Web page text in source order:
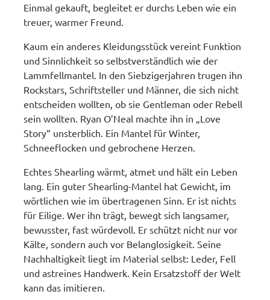
Einmal gekauft, begleitet er durchs Leben wie ein
treuer, warmer Freund.
Kaum ein anderes Kleidungsstück vereint Funktion
und Sinnlichkeit so selbstverständlich wie der
Lammfellmantel. In den Siebzigerjahren trugen ihn
Rockstars, Schriftsteller und Männer, die sich nicht
entscheiden wollten, ob sie Gentleman oder Rebell
sein wollten. Ryan O’Neal machte ihn in „Love
Story“ unsterblich. Ein Mantel für Winter,
Schneeflocken und gebrochene Herzen.
Echtes Shearling wärmt, atmet und hält ein Leben
lang. Ein guter Shearling-Mantel hat Gewicht, im
wörtlichen wie im übertragenen Sinn. Er ist nichts
für Eilige. Wer ihn trägt, bewegt sich langsamer,
bewusster, fast würdevoll. Er schützt nicht nur vor
Kälte, sondern auch vor Belanglosigkeit. Seine
Nachhaltigkeit liegt im Material selbst: Leder, Fell
und astreines Handwerk. Kein Ersatzstoff der Welt
kann das imitieren.